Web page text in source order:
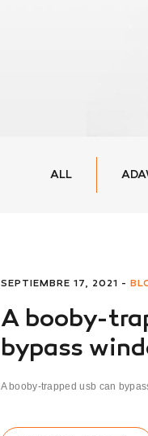
ALL
SEPTIEMBRE 17, 2021 -
A booby-
bypass
A booby-trapped usb can